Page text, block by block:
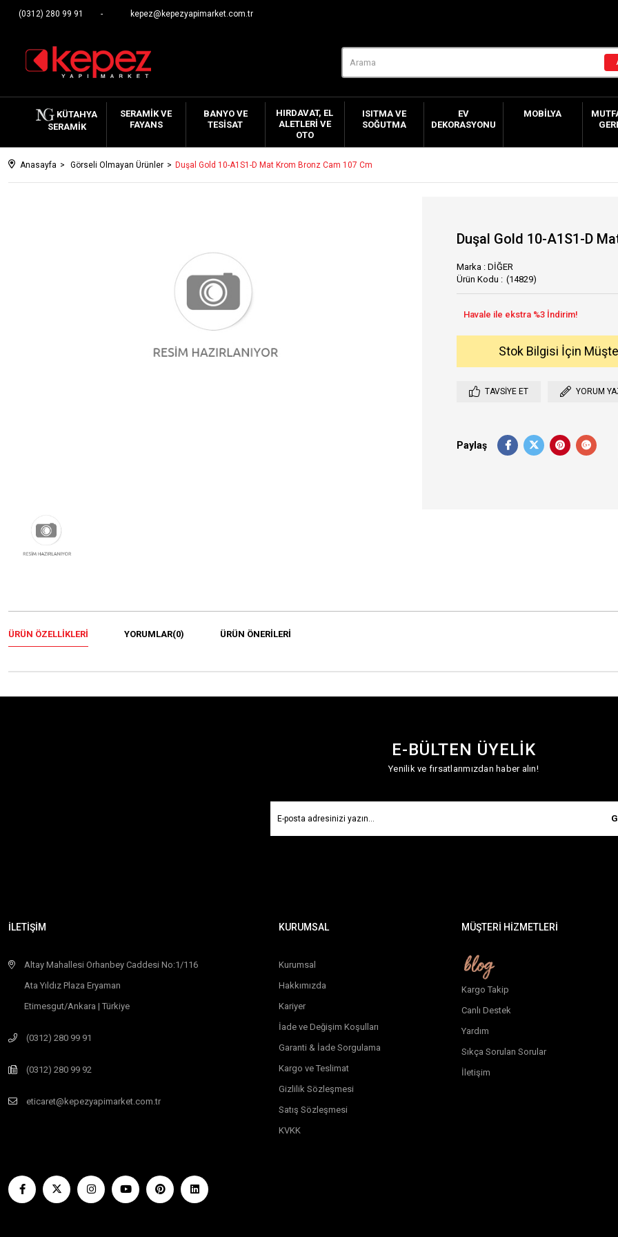
(0312) 280 99 91 kepez@kepezyapimarket.com.tr
KÜTAHYA
SERAMIK
SERAMIK VE
FAYANS
BANYO VE
TESISAT
HIRDAVAT, EL
ALETLERI VE
OTO
ISITMA VE
SOĞUTMA
EV
DEKORASYONU
MOBILYA
Anasayfa Görseli Olmayan Ürünler Duşal Gold 10-A1S1-D Mat Krom Bronz Cam 107 Cm
Duşal Gold 10-A1S1-D
Marka : DİĞER
(14829)
Stok Bilgisi İçin
TAVSIYE ET YORUM
Paylaş
ÜRÜN ÖZELLIKLERI YORUMLAR(0) ÜRÜN ÖNERILERI
E-BÜLTEN ÜYELİK
Yenilik ve fırsatlarımızdan haber alın!
İLETİŞİM
Altay Mahallesi Orhanbey Caddesi No:1/116
Ata Yıldız Plaza Eryaman
Etimesgut/Ankara | Türkiye
(0312) 280 99 91
(0312) 280 99 92
eticaret@kepezyapimarket.com.tr
KURUMSAL
Kurumsal
Hakkımızda
Kariyer
İade ve Değişim Koşulları
Garanti & İade Sorgulama
Kargo ve Teslimat
Gizlilik Sözleşmesi
Satış Sözleşmesi
KVKK
MÜŞTERİ HİZMETLERİ
Kargo Takip
Canlı Destek
Yardım
Sıkça Sorulan Sorular
İletişim